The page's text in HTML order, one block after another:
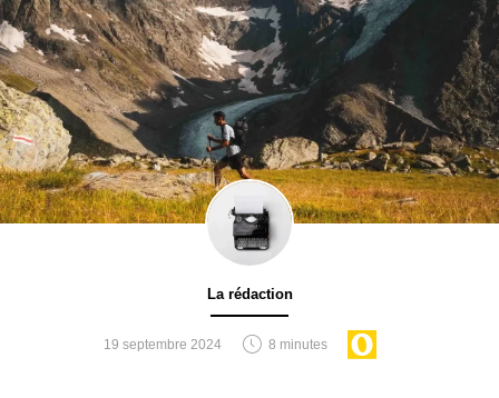
La rédaction
19 septembre 2024 8 minutes